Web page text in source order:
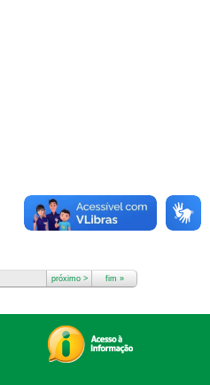
próximo > fim »